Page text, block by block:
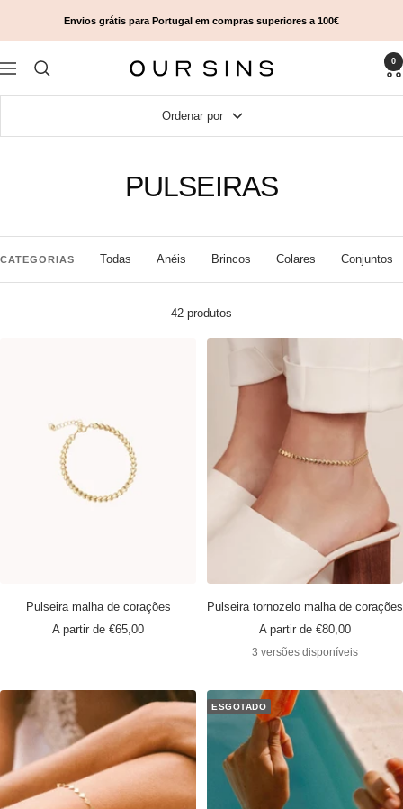
conteúdo
Envios grátis para Portugal em compras superiores a 100€
Navegação
Our
0
Ordenar por
PULSEIRAS
CATEGORIAS Todas Anéis Brincos Colares Conjuntos
42 produtos
Pulseira malha de corações
Preço
A partir de €65,00
Pulseira tornozelo malha de corações
Preço
promocional
A partir de €80,00
3 versões disponíveis
ESGOTADO